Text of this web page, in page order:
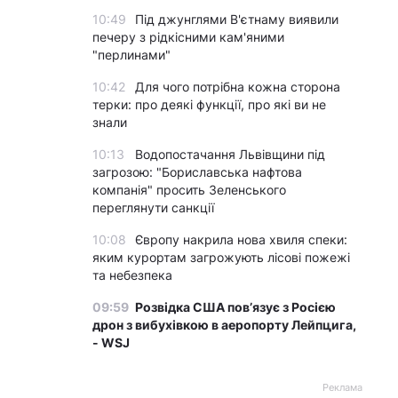
10:49
Під джунглями В'єтнаму виявили
печеру з рідкісними кам'яними
"перлинами"
10:42
Для чого потрібна кожна сторона
терки: про деякі функції, про які ви не
знали
10:13
Водопостачання Львівщини під
загрозою: "Бориславська нафтова
компанія" просить Зеленського
переглянути санкції
10:08
Європу накрила нова хвиля спеки:
яким курортам загрожують лісові пожежі
та небезпека
09:59 Розвідка США пов’язує з Росією
дрон з вибухівкою в аеропорту Лейпцига,
- WSJ
Реклама